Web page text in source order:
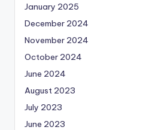
January 2025
December 2024
November 2024
October 2024
June 2024
August 2023
July 2023
June 2023